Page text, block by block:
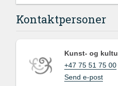
Kontaktpersoner
Kunst- og
+47 75 51 75 00
Send e-post